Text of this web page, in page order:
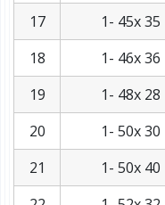
17
1- 45х 35
18
1- 46х 36
19
1- 48х 28
20
1- 50х 30
21
1- 50х 40